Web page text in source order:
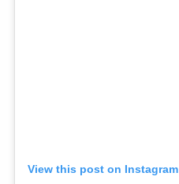
View this post on Instagram